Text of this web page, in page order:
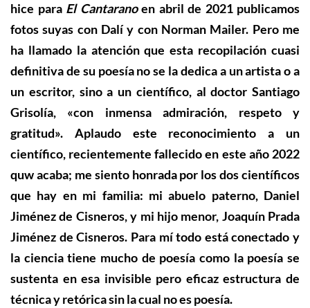
hice para El Cantaranoen abril de 2021 publicamos
fotos suyas con Dalí y con Norman Mailer. Pero me
ha llamado la atención que esta recopilación cuasi
definitiva de su poesía no se la dedica a un artista o a
un escritor, sino a un científico, al doctor Santiago
Grisolía, «con inmensa admiración, respeto y
gratitud». Aplaudo este reconocimiento a un
científico, recientemente fallecido en este año 2022
quw acaba; me siento honrada por los dos científicos
que hay en mi familia: mi abuelo paterno, Daniel
Jiménez de Cisneros,y mi hijo menor, Joaquín Prada
Jiménez de Cisneros. Para mí todo está conectado y
la ciencia tiene mucho de poesía como la poesía se
sustenta en esa invisible pero eficaz estructura de
técnica y retórica sin la cual no es poesía.